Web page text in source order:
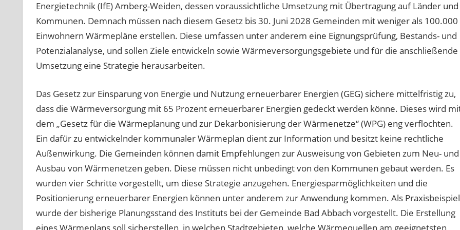
Energietechnik (IfE) Amberg-Weiden, dessen voraussichtliche Umsetzung mit Übertragung auf Länder und
Kommunen. Demnach müssen nach diesem Gesetz bis 30. Juni 2028 Gemeinden mit weniger als 100.000
Einwohnern Wärmepläne erstellen. Diese umfassen unter anderem eine Eignungsprüfung, Bestands- und
Potenzialanalyse, und sollen Ziele entwickeln sowie Wärmeversorgungsgebiete und für die anschließende
Umsetzung eine Strategie herausarbeiten.
Das Gesetz zur Einsparung von Energie und Nutzung erneuerbarer Energien (GEG) sichere mittelfristig zu,
dass die Wärmeversorgung mit 65 Prozent erneuerbarer Energien gedeckt werden könne. Dieses wird
dem „Gesetz für die Wärmeplanung und zur Dekarbonisierung der Wärmenetze“ (WPG) eng verflochten.
Ein dafür zu entwickelnder kommunaler Wärmeplan dient zur Information und besitzt keine rechtliche
Außenwirkung. Die Gemeinden können damit Empfehlungen zur Ausweisung von Gebieten zum Neu- und
Ausbau von Wärmenetzen geben. Diese müssen nicht unbedingt von den Kommunen gebaut werden. Es
wurden vier Schritte vorgestellt, um diese Strategie anzugehen. Energiesparmöglichkeiten und die
Positionierung erneuerbarer Energien können unter anderem zur Anwendung kommen. Als Praxisbeispiel
wurde der bisherige Planungsstand des Instituts bei der Gemeinde Bad Abbach vorgestellt. Die Erstellung
eines Wärmeplans soll sicherstellen, in welchen Stadtgebieten, welche Wärmequellen am geeignetsten